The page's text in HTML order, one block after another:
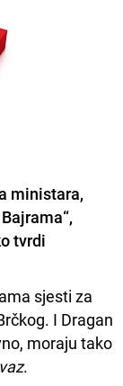
ministara,
tvrdi
sjesti za
I Dragan
moraju tako
.